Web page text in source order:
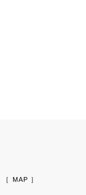
［ MAP ］